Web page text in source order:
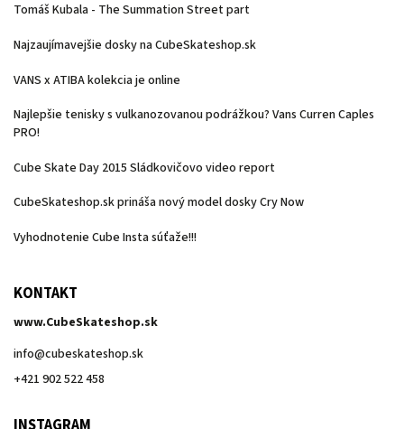
Tomáš Kubala - The Summation Street part
Najzaujímavejšie dosky na CubeSkateshop.sk
VANS x ATIBA kolekcia je online
Najlepšie tenisky s vulkanozovanou podrážkou? Vans Curren Caples
PRO!
Cube Skate Day 2015 Sládkovičovo video report
CubeSkateshop.sk prináša nový model dosky Cry Now
Vyhodnotenie Cube Insta súťaže!!!
KONTAKT
www.CubeSkateshop.sk
info@cubeskateshop.sk
+421 902 522 458